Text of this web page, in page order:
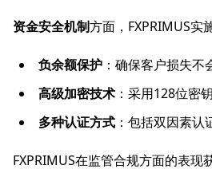
资金安全机制方面，FXPRIMUS实
负余额保护：确保客户损失不
高级加密技术：采用128位密
多种认证方式：包括双因素认
FXPRIMUS在监管合规方面的表现